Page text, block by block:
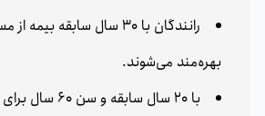
رانندگان با 30 سال سابقه
بهره‌مند می‌شوند.